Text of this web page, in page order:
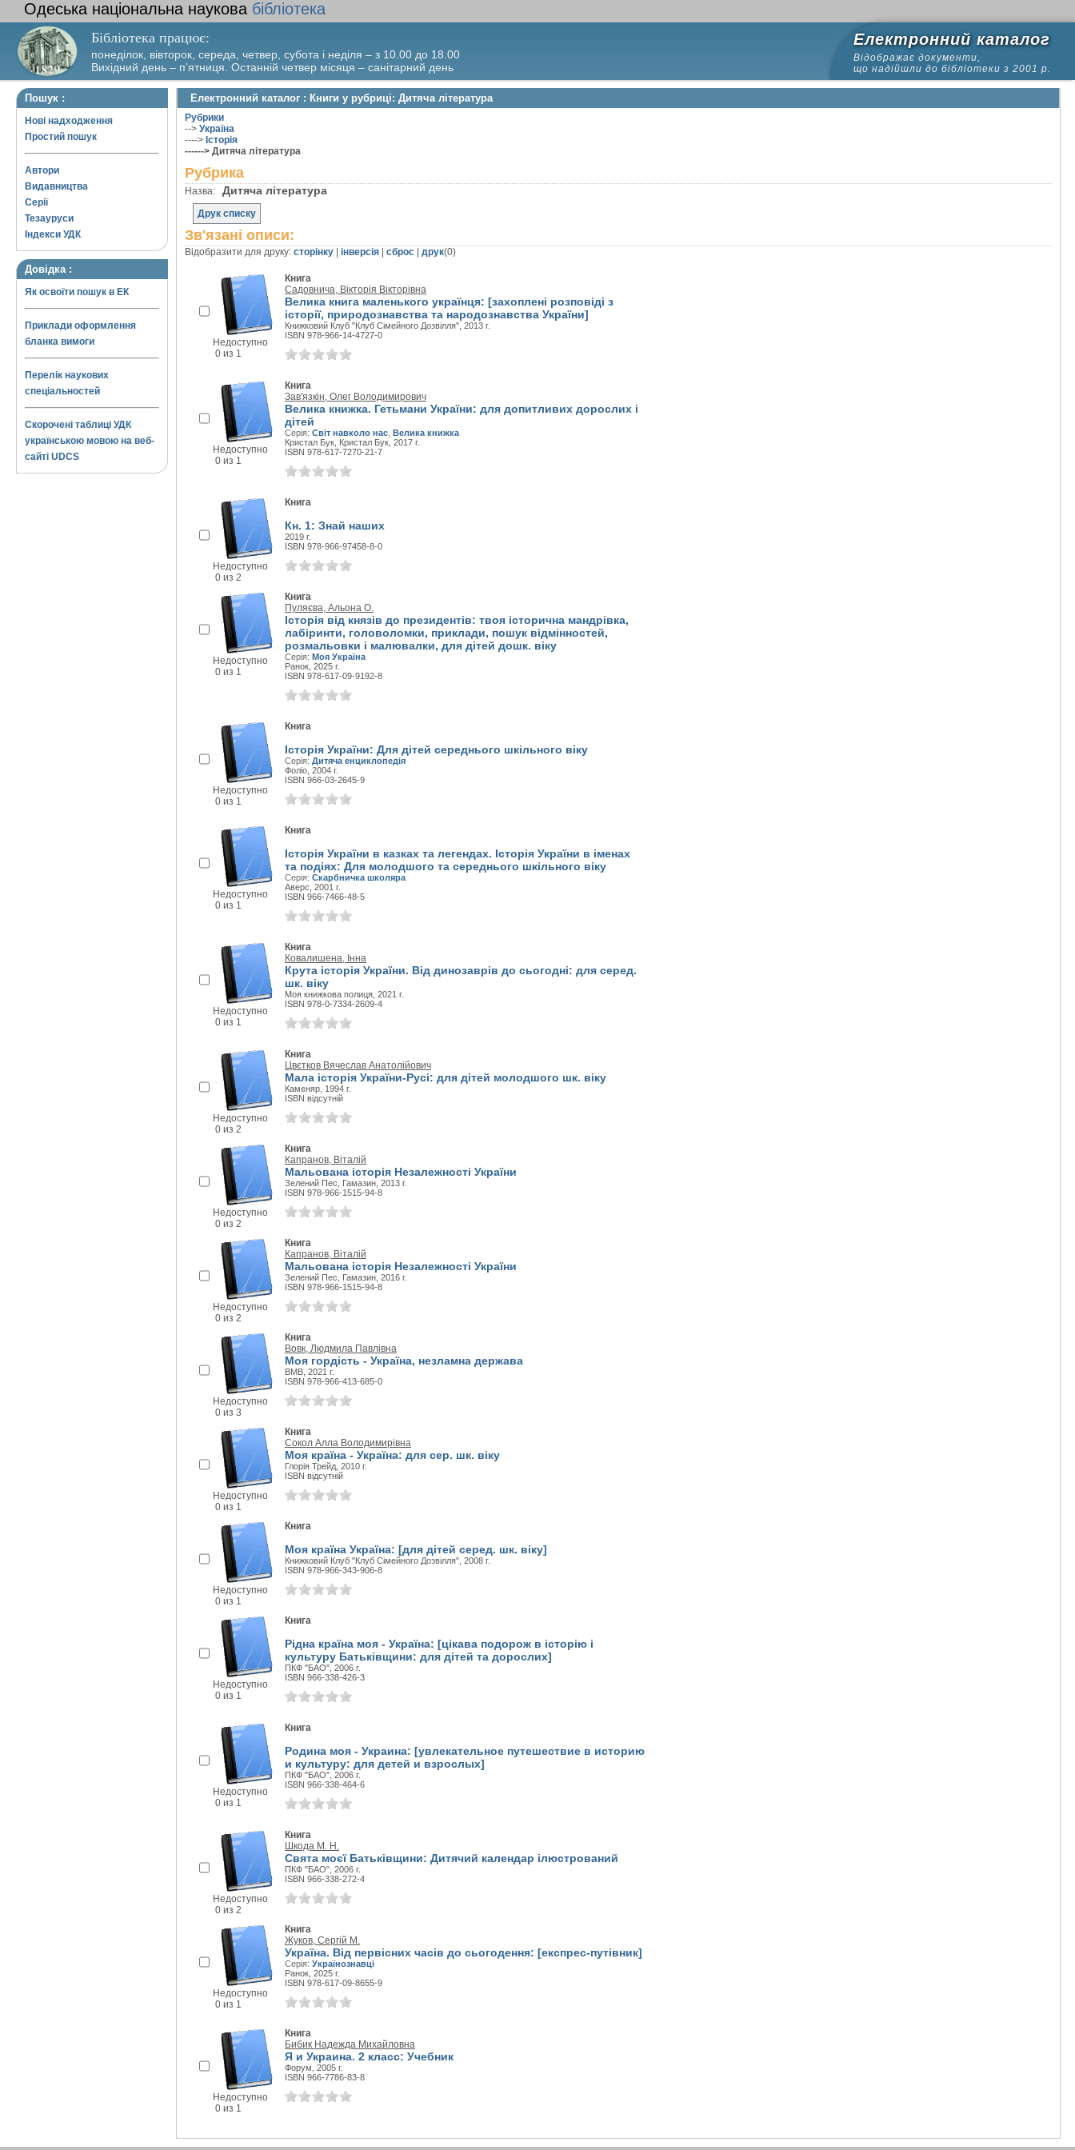
Одеська національна наукова бібліотека
Бібліотека працює:
понеділок, вівторок, середа, четвер, субота і неділя – з 10.00 до 18.00
Вихідний день – п’ятниця. Останній четвер місяця – санітарний день
Електронний каталог
Відображає документи,
що надійшли до бібліотеки з 2001 р.
Пошук :
Нові надходження
Простий пошук
Автори
Видавництва
Серії
Тезауруси
Індекси УДК
Довідка :
Як освоїти пошук в ЕК
Приклади оформлення
бланка вимоги
Перелік наукових
спеціальностей
Скорочені таблиці УДК
українською мовою на веб-
сайті UDCS
Електронний каталог : Книги у рубриці: Дитяча література
Рубрики
--> Україна
----> Історія
------> Дитяча література
Рубрика
Назва: Дитяча література
Друк списку
Зв'язані описи:
Відобразити для друку: сторінку інверсія сброс друк(0)
Недоступно
0 из 1
Книга
Садовнича, Вікторія Вікторівна
Велика книга маленького українця: [захоплені розповіді з
історії, природознавства та народознавства України]
Книжковий Клуб "Клуб Сімейного Дозвілля", 2013 г.
ISBN 978-966-14-4727-0
Недоступно
0 из 1
Книга
Зав'язкін, Олег Володимирович
Велика книжка. Гетьмани України: для допитливих дорослих і
дітей
Серія: Світ навколо нас Велика книжка
Кристал Бук, Кристал Бук, 2017 г.
ISBN 978-617-7270-21-7
Недоступно
0 из 2
Книга
Кн. 1: Знай наших
2019 г.
ISBN 978-966-97458-8-0
Недоступно
0 из 1
Книга
Пуляєва, Альона О.
Історія від князів до президентів: твоя історична мандрівка,
лабіринти, головоломки, приклади, пошук відмінностей,
розмальовки і малювалки, для дітей дошк. віку
Серія: Моя Україна
Ранок, 2025 г.
ISBN 978-617-09-9192-8
Недоступно
0 из 1
Книга
Історія України: Для дітей середнього шкільного віку
Серія: Дитяча енциклопедія
Фоліо, 2004 г.
ISBN 966-03-2645-9
Недоступно
0 из 1
Книга
Історія України в казках та легендах. Історія України в іменах
та подіях: Для молодшого та середнього шкільного віку
Серія: Скарбничка школяра
Аверс, 2001 г.
ISBN 966-7466-48-5
Недоступно
0 из 1
Книга
Ковалишена, Інна
Крута історія України. Від динозаврів до сьогодні: для серед.
шк. віку
Моя книжкова полиця, 2021 г.
ISBN 978-0-7334-2609-4
Недоступно
0 из 2
Книга
Цвєтков Вячеслав Анатолійович
Мала історія України-Русі: для дітей молодшого шк. віку
Каменяр, 1994 г.
ISBN відсутній
Недоступно
0 из 2
Книга
Капранов, Віталій
Мальована історія Незалежності України
Зелений Пес, Гамазин, 2013 г.
ISBN 978-966-1515-94-8
Недоступно
0 из 2
Книга
Капранов, Віталій
Мальована історія Незалежності України
Зелений Пес, Гамазин, 2016 г.
ISBN 978-966-1515-94-8
Недоступно
0 из 3
Книга
Вовк, Людмила Павлівна
Моя гордість - Україна, незламна держава
ВМВ, 2021 г.
ISBN 978-966-413-685-0
Недоступно
0 из 1
Книга
Сокол Алла Володимирівна
Моя країна - Україна: для сер. шк. віку
Глорія Трейд, 2010 г.
ISBN відсутній
Недоступно
0 из 1
Книга
Моя країна Україна: [для дітей серед. шк. віку]
Книжковий Клуб "Клуб Сімейного Дозвілля", 2008 г.
ISBN 978-966-343-906-8
Недоступно
0 из 1
Книга
Рідна країна моя - Україна: [цікава подорож в історію і
культуру Батьківщини: для дітей та дорослих]
ПКФ "БАО", 2006 г.
ISBN 966-338-426-3
Недоступно
0 из 1
Книга
Родина моя - Украина: [увлекательное путешествие в историю
и культуру: для детей и взрослых]
ПКФ "БАО", 2006 г.
ISBN 966-338-464-6
Недоступно
0 из 2
Книга
Шкода М. Н.
Свята моєї Батьківщини: Дитячий календар ілюстрований
ПКФ "БАО", 2006 г.
ISBN 966-338-272-4
Недоступно
0 из 1
Книга
Жуков, Сергій М.
Україна. Від первісних часів до сьогодення: [експрес-путівник]
Серія: Українознавці
Ранок, 2025 г.
ISBN 978-617-09-8655-9
Недоступно
0 из 1
Книга
Бибик Надежда Михайловна
Я и Украина. 2 класс: Учебник
Форум, 2005 г.
ISBN 966-7786-83-8